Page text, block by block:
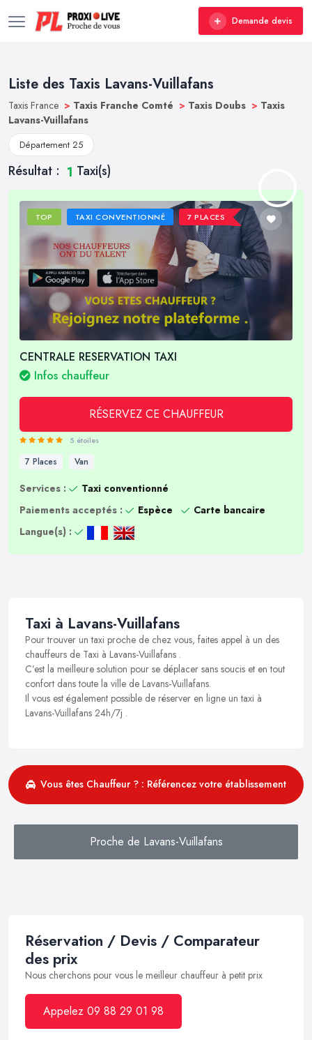
Demande devis
Liste des Taxis Lavans-Vuillafans
Taxis France > Taxis Franche Comté > Taxis Doubs > Taxis
Lavans-Vuillafans
Département 25
Résultat : 1 Taxi(s)
TOP TAXI CONVENTIONNÉ 7 PLACES
CENTRALE RESERVATION TAXI
Infos chauffeur
RÉSERVEZ CE CHAUFFEUR
5 étoiles
7 Places Van
Services :
Taxi conventionné
Paiements acceptés :
Espèce
Carte bancaire
Langue(s) :
Taxi à Lavans-Vuillafans
Pour trouver un taxi proche de chez vous, faites appel à un des
chauffeurs de Taxi à Lavans-Vuillafans .
C’est la meilleure solution pour se déplacer sans soucis et en tout
confort dans toute la ville de Lavans-Vuillafans.
Il vous est également possible de réserver en ligne un taxi à
Lavans-Vuillafans 24h/7j .
Vous êtes Chauffeur ? : Référencez votre établissement
Proche de Lavans-Vuillafans
Réservation / Devis / Comparateur
des prix
Nous cherchons pour vous le meilleur chauffeur à petit prix
Appelez 09 88 29 01 98